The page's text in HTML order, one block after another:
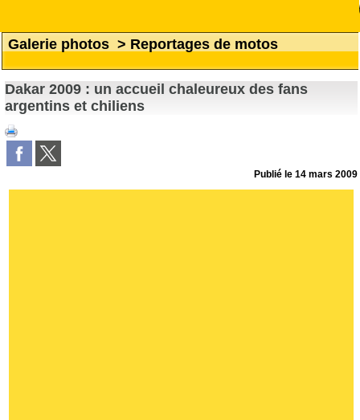
Galerie photos > Reportages de motos
Dakar 2009 : un accueil chaleureux des fans
argentins et chiliens
Publié le14 mars 2009